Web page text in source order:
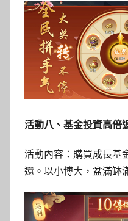
活動八、基金投資高倍
活動內容：購買成長基
還。以小博大，盆滿缽